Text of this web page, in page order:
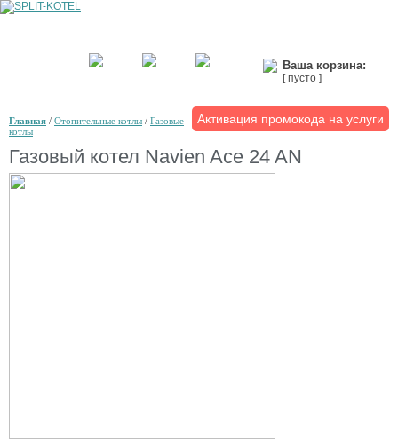
Ваша корзина:
[ пусто ]
Активация промокода на услуги
Главная / Отопительные котлы / Газовые
котлы
Газовый котел Navien Ace 24 AN